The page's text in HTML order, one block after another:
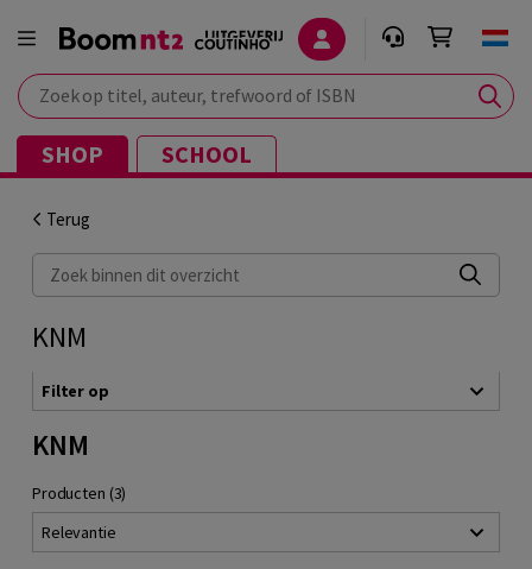
Zoek op titel, auteur, trefwoord of ISBN
SHOP SCHOOL
Terug
Zoek binnen dit overzicht
KNM
Filter op
KNM
Producten (3)
Relevantie